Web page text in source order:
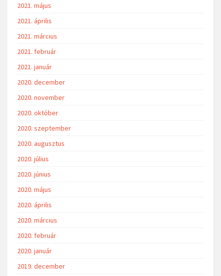
2021. május
2021. április
2021. március
2021. február
2021. január
2020. december
2020. november
2020. október
2020. szeptember
2020. augusztus
2020. július
2020. június
2020. május
2020. április
2020. március
2020. február
2020. január
2019. december